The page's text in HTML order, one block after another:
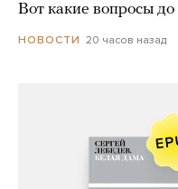
Вот какие вопросы до
НОВОСТИ 20 часов назад